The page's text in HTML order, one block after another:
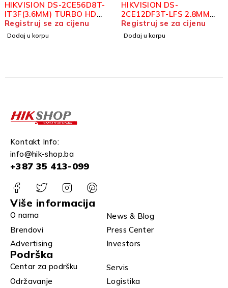
DS-2CE56D8T-
TURBO HD
KAMERA 2MP
se za cijenu
u korpu
HIKVISION DS-
2CE12DF3T-LFS 2.8MM
COLORVU BULLET
KAMERA 2MP
Registruj se za cijenu
Dodaj u korpu
Kontakt Info:
info@hik-shop.ba
+387 35 413-099
Više informacija
O nama
News & Blog
Brendovi
Press Center
Advertising
Investors
Podrška
Centar za podršku
Servis
Održavanje
Logistika